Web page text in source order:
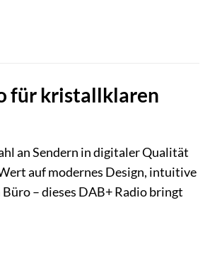
für kristallklaren
an Sendern in digitaler Qualität
auf modernes Design, intuitive
– dieses DAB+ Radio bringt